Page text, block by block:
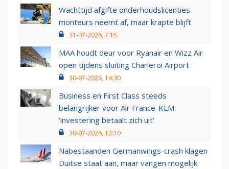
Wachttijd afgifte onderhoudslicenties
monteurs neemt af, maar krapte blijft
31-07-2026, 7:15
MAA houdt deur voor Ryanair en Wizz Air
open tijdens sluiting Charleroi Airport
30-07-2026, 14:30
Business en First Class steeds
belangrijker voor Air France-KLM:
‘investering betaalt zich uit’
30-07-2026, 12:10
Nabestaanden Germanwings-crash klagen
Duitse staat aan, maar vangen mogelijk